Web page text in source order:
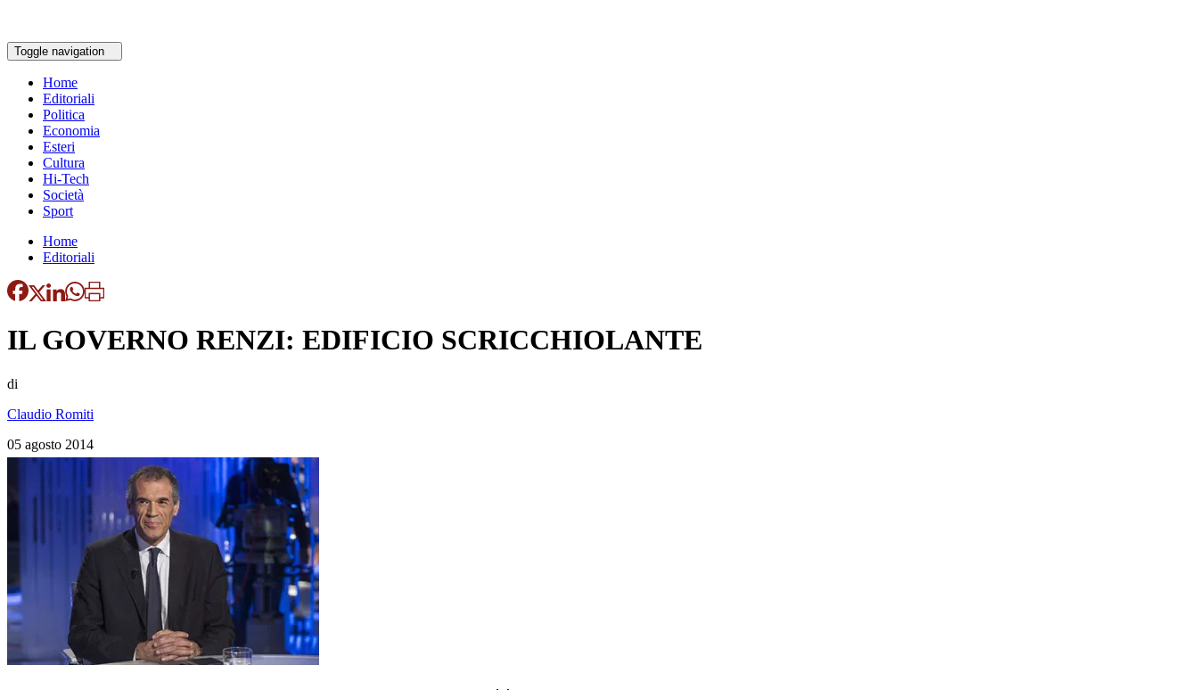
Toggle navigation
Home
Editoriali
Politica
Economia
Esteri
Cultura
Hi-Tech
Società
Sport
Home
Editoriali
IL GOVERNO RENZI: EDIFICIO SCRICCHIOLANTE
di
Claudio Romiti
05 agosto 2014